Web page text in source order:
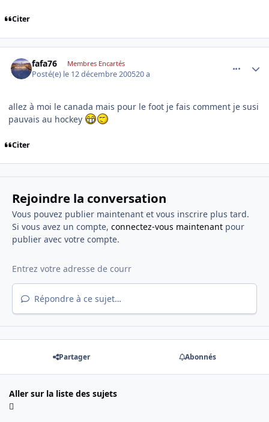
Citer
fafa76 Membres Encartés
Posté(e) le 12 décembre 200520 a
allez à moi le canada mais pour le foot je fais comment je susi
pauvais au hockey
Citer
Rejoindre la conversation
Vous pouvez publier maintenant et vous inscrire plus tard.
Si vous avez un compte, connectez-vous maintenantpour
publier avec votre compte.
Répondre à ce sujet…
Partager Abonnés
Aller sur la liste des sujets